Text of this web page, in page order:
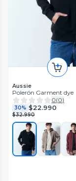
Aussie
Polerón Garment dye
0(0)
30% $22.990
$32.990